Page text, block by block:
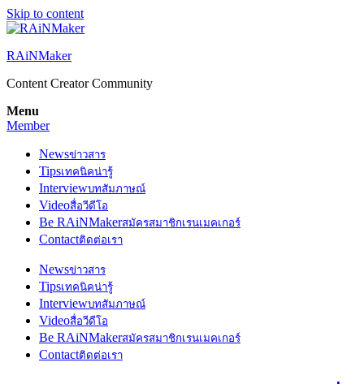
Skip to content
RAiNMaker
Content Creator Community
Menu
Member
Newsข่าวสาร
Tipsเทคนิคน่ารู้
Interviewบทสัมภาษณ์
Videoสื่อวีดีโอ
Be RAiNMakerสมัครสมาชิกเรนเมคเกอร์
Contactติดต่อเรา
Newsข่าวสาร
Tipsเทคนิคน่ารู้
Interviewบทสัมภาษณ์
Videoสื่อวีดีโอ
Be RAiNMakerสมัครสมาชิกเรนเมคเกอร์
Contactติดต่อเรา